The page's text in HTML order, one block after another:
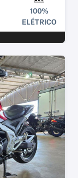
100%
ELÉTRICO